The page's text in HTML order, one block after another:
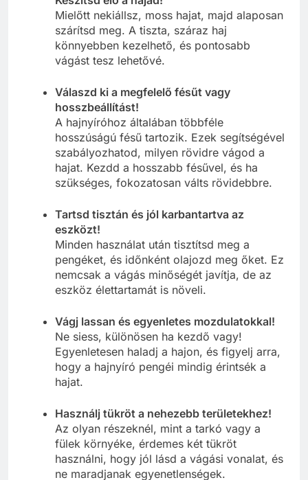
Mielőtt nekiállsz, moss hajat, majd alaposan
szárítsd meg. A tiszta, száraz haj
könnyebben kezelhető, és pontosabb
vágást tesz lehetővé.
Válaszd ki a megfelelő fésűt vagy
hosszbeállítást!
A hajnyíróhoz általában többféle
hosszúságú fésű tartozik. Ezek segítségével
szabályozhatod, milyen rövidre vágod a
hajat. Kezdd a hosszabb fésűvel, és ha
szükséges, fokozatosan válts rövidebbre.
Tartsd tisztán és jól karbantartva az
eszközt!
Minden használat után tisztítsd meg a
pengéket, és időnként olajozd meg őket. Ez
nemcsak a vágás minőségét javítja, de az
eszköz élettartamát is növeli.
Vágj lassan és egyenletes mozdulatokkal!
Ne siess, különösen ha kezdő vagy!
Egyenletesen haladj a hajon, és figyelj arra,
hogy a hajnyíró pengéi mindig érintsék a
hajat.
Használj tükröt a nehezebb területekhez!
Az olyan részeknél, mint a tarkó vagy a
fülek környéke, érdemes két tükröt
használni, hogy jól lásd a vágási vonalat, és
ne maradjanak egyenetlenségek.